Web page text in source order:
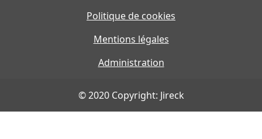
Politique de cookies
Mentions légales
Administration
© 2020 Copyright: Jireck